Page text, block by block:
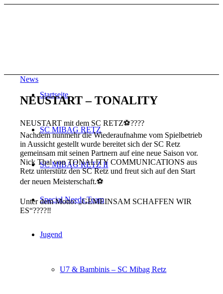
Startseite
SC MIBAG RETZ
SC MIBAG RETZ II
Special Needs Team
Jugend
U7 & Bambinis – SC Mibag Retz
News
NEUSTART – TONALITY
NEUSTART mit dem SC RETZ⚽????
Nachdem nunmehr die Wiederaufnahme vom Spielbetrieb
in Aussicht gestellt wurde bereitet sich der SC Retz
gemeinsam mit seinen Partnern auf eine neue Saison vor.
Nick Thal von TONALITY COMMUNICATIONS aus
Retz unterstütz den SC Retz und freut sich auf den Start
der neuen Meisterschaft.⚽
Unter dem Motto: „GEMEINSAM SCHAFFEN WIR
ES“????‼️